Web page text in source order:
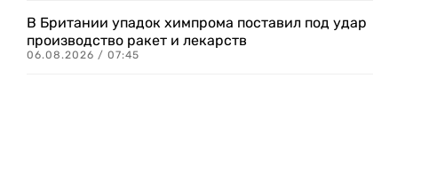
В Британии упадок химпрома поставил под удар
производство ракет и лекарств
06.08.2026 / 07:45